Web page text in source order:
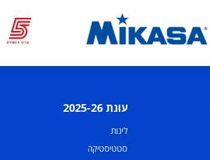
עונת 2025-26
ליגות
סטטיסטיקה